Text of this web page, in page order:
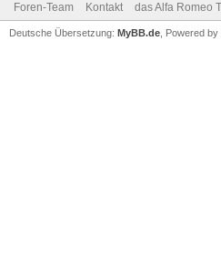
Foren-Team Kontakt das Alfa Romeo
Deutsche Übersetzung: MyBB.de , Powered by